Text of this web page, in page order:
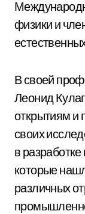
физики и
В своей
Леонид
открытиям и
своих
в
которые
различных